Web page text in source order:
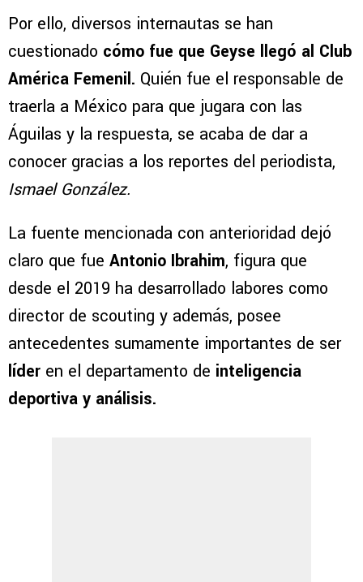
Por ello, diversos internautas se han
cuestionado cómo fue que Geyse llegó al Club
América Femenil. Quién fue el responsable de
traerla a México para que jugara con las
Águilas y la respuesta, se acaba de dar a
conocer gracias a los reportes del periodista,
Ismael González.
La fuente mencionada con anterioridad dejó
claro que fue Antonio Ibrahim, figura que
desde el 2019 ha desarrollado labores como
director de scouting y además, posee
antecedentes sumamente importantes de ser
líder en el departamento de inteligencia
deportiva y análisis.